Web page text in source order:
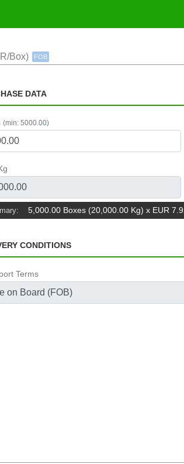
Box) FOB
DATA
(min: 5000.00)
5,000.00 Boxes (20,000.00 Kg) x EUR
CONDITIONS
Terms
on Board (FOB)